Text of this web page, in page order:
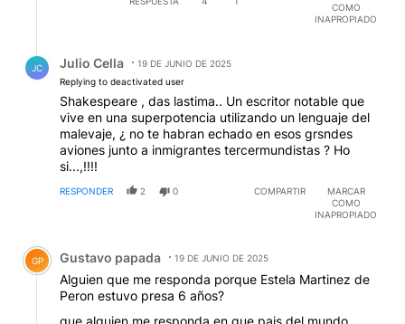
COMO
INAPROPIADO
JC Julio Cella
19 DE JUNIO DE 2025
Replying to deactivated user
Shakespeare , das lastima.. Un escritor notable que
vive en una superpotencia utilizando un lenguaje del
malevaje, ¿ no te habran echado en esos grsndes
aviones junto a inmigrantes tercermundistas ? Ho
si...,!!!!
RESPONDER 2 0 COMPARTIR
MARCAR
COMO
INAPROPIADO
Comentario de Gustavo papada.
GP Gustavo papada 19 DE JUNIO DE 2025
Alguien que me responda porque Estela Martinez de
Peron estuvo presa 6 años?
que alguien me responda en que pais del mundo